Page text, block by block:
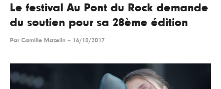
Le festival Au Pont du Rock demande
du soutien pour sa 28ème édition
Par Camille Mazelin -- 16/10/2017